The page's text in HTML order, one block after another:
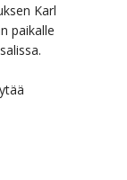
Karl
paikalle